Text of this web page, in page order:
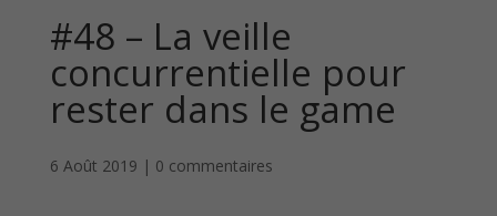
#48 – La veille
concurrentielle pour
rester dans le game
6 Août 2019 | 0 commentaires